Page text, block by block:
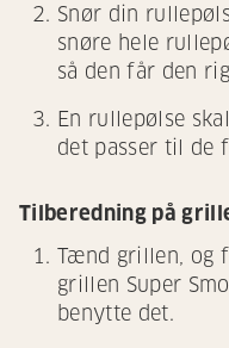
Snør din
snøre hele
så den får den
En rullepølse
det passer til de
Tilberedning på
Tænd grillen, og
grillen Super
benytte det.